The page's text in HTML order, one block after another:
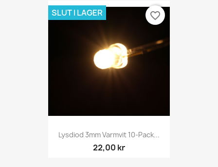
Lysdiod 3mm Varmvit 10-Pack...
22,00 kr
SLUT I LAGER favorite_border